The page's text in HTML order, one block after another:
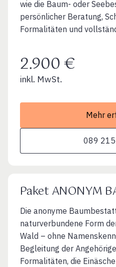
wie die Baum- oder
persönlicher Beratung,
Formalitäten und
2.900 €
inkl. MwSt.
Mehr
089
Paket ANONYM
Die anonyme
naturverbundene Form
Wald – ohne
Begleitung der
Formalitäten, die